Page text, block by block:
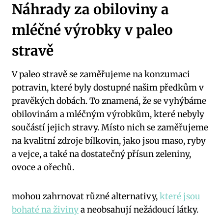
Náhrady ​za obiloviny⁤ a
mléčné výrobky‍ v paleo
stravě
V ⁣paleo stravě se zaměřujeme na konzumaci
potravin, které byly dostupné našim předkům v
pravěkých dobách. To znamená, že se vyhýbáme
obilovinám a mléčným výrobkům, které nebyly
součástí jejich stravy. Místo nich se zaměřujeme
na kvalitní zdroje bílkovin, jako jsou maso,⁣ ryby
a vejce, a také na dostatečný⁤ přísun zeleniny,
ovoce a ořechů.
mohou ​zahrnovat různé alternativy,které jsou
bohaté na živinya ⁢neobsahují nežádoucí látky.